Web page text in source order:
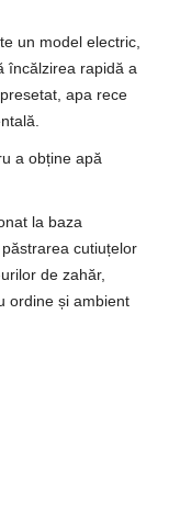
un model electric,
încălzirea rapidă a
apa rece
a obține apă
la baza
cutiuțelor
de zahăr,
ordine și ambient